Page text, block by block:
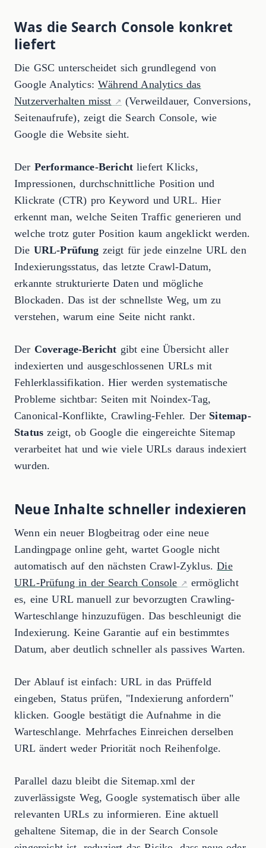
Was die Search Console konkret
liefert
Die GSC unterscheidet sich grundlegend von
Google Analytics:Während Analytics das
Nutzerverhalten misst
(Verweildauer, Conversions,
Seitenaufrufe), zeigt die Search Console, wie
Google die Website sieht.
Der Performance-Bericht liefert Klicks,
Impressionen, durchschnittliche Position und
Klickrate (CTR) pro Keyword und URL. Hier
erkennt man, welche Seiten Traffic generieren und
welche trotz guter Position kaum angeklickt werden.
Die URL-Prüfung zeigt für jede einzelne URL den
Indexierungsstatus, das letzte Crawl-Datum,
erkannte strukturierte Daten und mögliche
Blockaden. Das ist der schnellste Weg, um zu
verstehen, warum eine Seite nicht rankt.
Der Coverage-Bericht gibt eine Übersicht aller
indexierten und ausgeschlossenen URLs mit
Fehlerklassifikation. Hier werden systematische
Probleme sichtbar: Seiten mit Noindex-Tag,
Canonical-Konflikte, Crawling-Fehler. Der Sitemap-
Status zeigt, ob Google die eingereichte Sitemap
verarbeitet hat und wie viele URLs daraus indexiert
wurden.
Neue Inhalte schneller indexieren
Wenn ein neuer Blogbeitrag oder eine neue
Landingpage online geht, wartet Google nicht
automatisch auf den nächsten Crawl-Zyklus.Die
URL-Prüfung in der Search Console
ermöglicht
es, eine URL manuell zur bevorzugten Crawling-
Warteschlange hinzuzufügen. Das beschleunigt die
Indexierung. Keine Garantie auf ein bestimmtes
Datum, aber deutlich schneller als passives Warten.
Der Ablauf ist einfach: URL in das Prüffeld
eingeben, Status prüfen, "Indexierung anfordern"
klicken. Google bestätigt die Aufnahme in die
Warteschlange. Mehrfaches Einreichen derselben
URL ändert weder Priorität noch Reihenfolge.
Parallel dazu bleibt die Sitemap.xml der
zuverlässigste Weg, Google systematisch über alle
relevanten URLs zu informieren. Eine aktuell
gehaltene Sitemap, die in der Search Console